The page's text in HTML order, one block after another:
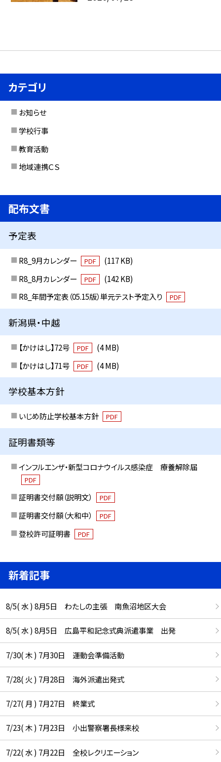
カテゴリ
お知らせ
学校行事
教育活動
地域連携ＣＳ
配布文書
予定表
R8_9月カレンダー PDF
(117 KB)
R8_8月カレンダー
PDF
(142 KB)
R8_年間予定表（05.15版）単元テスト予定入り
PDF
新潟県・中越
【かけはし】72号 PDF
(4 MB)
【かけはし】71号
PDF (4 MB)
学校基本方針
いじめ防止学校基本方針 PDF
証明書類等
インフルエンザ・新型コロナウイルス感染症 療養解除届
PDF
証明書交付願（説明文） PDF
証明書交付願（大和中） PDF
登校許可証明書 PDF
新着記事
8/5( 水 ) 8月5日 わたしの主張 南魚沼地区大会
8/5( 水 ) 8月5日 広島平和記念式典派遣事業 出発
7/30( 木 ) 7月30日 運動会準備活動
7/28( 火 ) 7月28日 海外派遣出発式
7/27( 月 ) 7月27日 終業式
7/23( 木 ) 7月23日 小出警察署長様来校
7/22( 水 ) 7月22日 全校レクリエーション